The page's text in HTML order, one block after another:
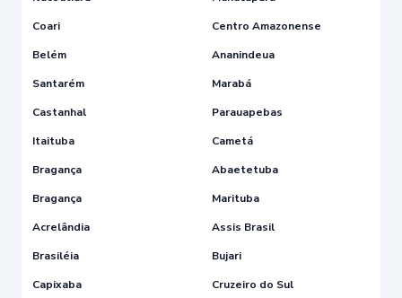
Coari
Centro Amazonense
Belém
Ananindeua
Santarém
Marabá
Castanhal
Parauapebas
Itaituba
Cametá
Bragança
Abaetetuba
Bragança
Marituba
Acrelândia
Assis Brasil
Brasiléia
Bujari
Capixaba
Cruzeiro do Sul